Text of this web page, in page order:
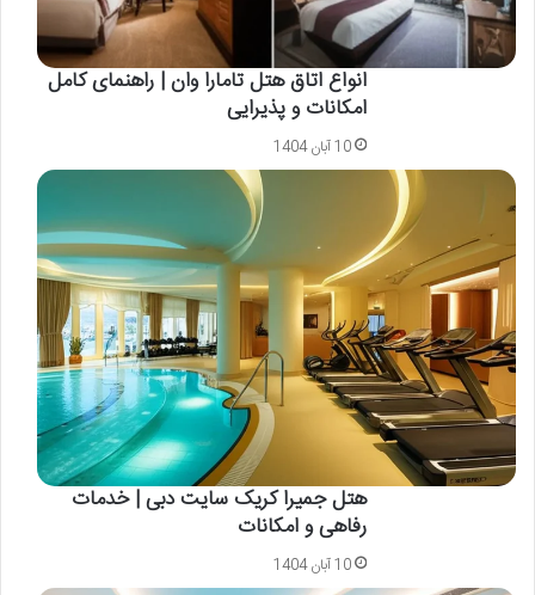
انواع اتاق هتل تامارا وان | راهنمای کامل
امکانات و پذیرایی
10 آبان 1404
هتل جمیرا کریک سایت دبی | خدمات
رفاهی و امکانات
10 آبان 1404